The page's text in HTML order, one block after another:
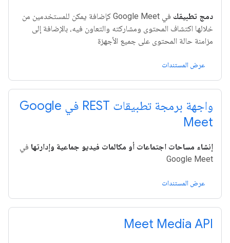
دمج تطبيقك
في Google Meet كإضافة يمكن للمستخدمين من
خلالها اكتشاف المحتوى ومشاركته والتعاون فيه، بالإضافة إلى
مزامنة حالة المحتوى على جميع الأجهزة
عرض المستندات
واجهة برمجة تطبيقات REST في Google
Meet
إنشاء مساحات اجتماعات أو مكالمات فيديو جماعية وإدارتها في
Google Meet
عرض المستندات
Meet Media API